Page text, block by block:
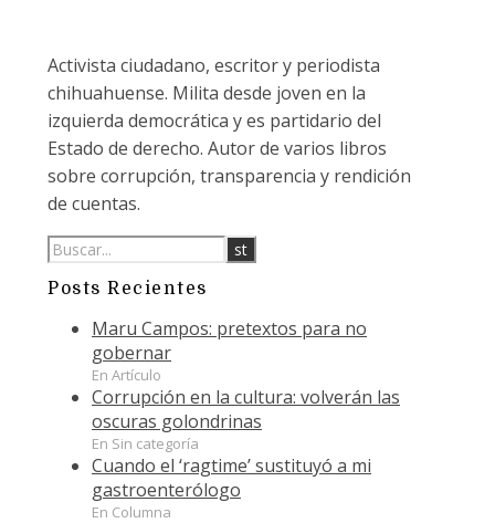
Activista ciudadano, escritor y periodista
chihuahuense. Milita desde joven en la
izquierda democrática y es partidario del
Estado de derecho. Autor de varios libros
sobre corrupción, transparencia y rendición
de cuentas.
Posts Recientes
Maru Campos: pretextos para no
gobernar
En Artículo
Corrupción en la cultura: volverán las
oscuras golondrinas
En Sin categoría
Cuando el ‘ragtime’ sustituyó a mi
gastroenterólogo
En Columna